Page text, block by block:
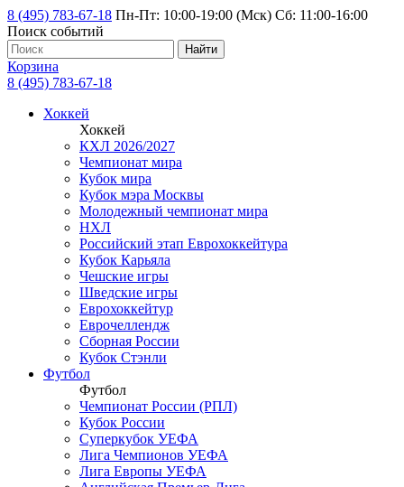
8 (495) 783-67-18 Пн-Пт: 10:00-19:00 (Мск) Сб: 11:00-16:00
Поиск событий
Найти
Корзина
8 (495) 783-67-18
Хоккей
Хоккей
КХЛ 2026/2027
Чемпионат мира
Кубок мира
Кубок мэра Москвы
Молодежный чемпионат мира
НХЛ
Российский этап Еврохоккейтура
Кубок Карьяла
Чешские игры
Шведские игры
Еврохоккейтур
Еврочеллендж
Сборная России
Кубок Стэнли
Футбол
Футбол
Чемпионат России (РПЛ)
Кубок России
Суперкубок УЕФА
Лига Чемпионов УЕФА
Лига Европы УЕФА